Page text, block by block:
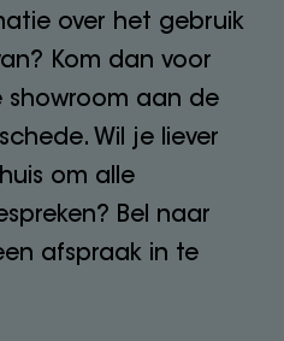
over het gebruik
Kom dan voor
showroom aan de
Wil je liever
om alle
Bel naar
afspraak in te